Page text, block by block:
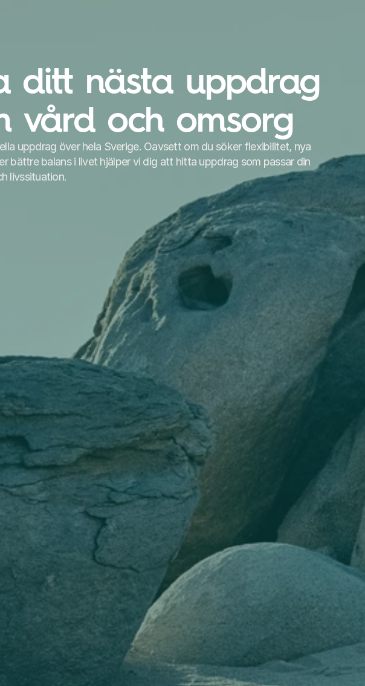
ditt nästa uppdrag
vård och omsorg
uppdrag över hela Sverige. Oavsett om du söker flexibilitet, nya
bättre balans i livet hjälper vi dig att hitta uppdrag som passar din
livssituation.